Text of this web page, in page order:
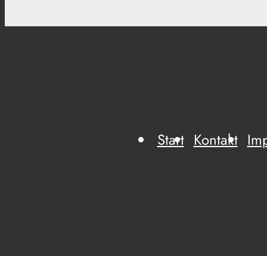
Start Kontakt